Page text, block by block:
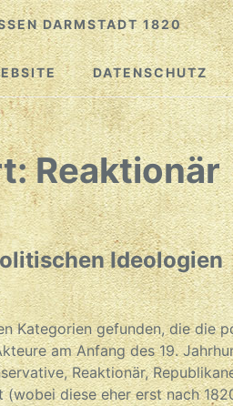
DARMSTADT 1820
DATENSCHUTZ
Reaktionär
Ideologien
Kategorien gefunden, die die
am Anfang des 19.
Reaktionär,
(wobei diese eher erst nach